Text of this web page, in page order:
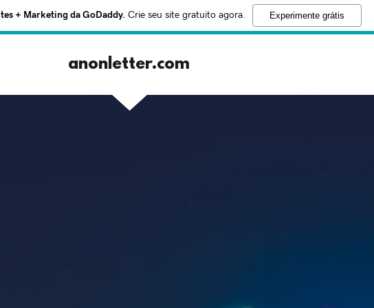
+ Marketing da GoDaddy. Crie seu site gratuito agora. Experimente grátis
anonletter.com